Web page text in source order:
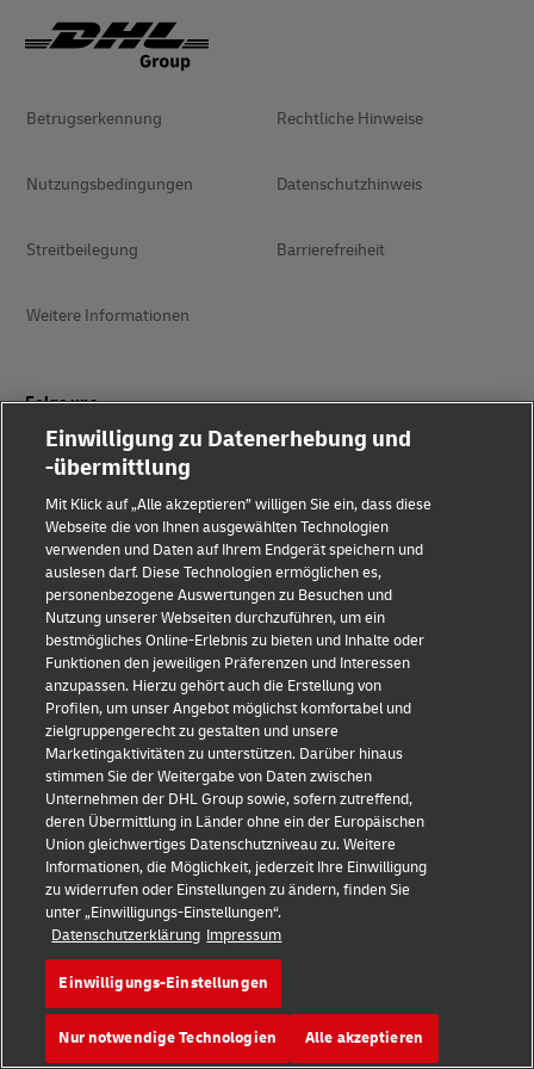
Betrugserkennung Rechtliche Hinweise
Nutzungsbedingungen Datenschutzhinweis
Streitbeilegung Barrierefreiheit
Weitere Informationen
Folge uns
2026 © - all rights reserved
Einwilligung zu Datenerhebung und
-übermittlung
Mit Klick auf „Alle akzeptieren” willigen Sie ein, dass diese
Webseite die von Ihnen ausgewählten Technologien
verwenden und Daten auf Ihrem Endgerät speichern und
auslesen darf. Diese Technologien ermöglichen es,
personenbezogene Auswertungen zu Besuchen und
Nutzung unserer Webseiten durchzuführen, um ein
bestmögliches Online-Erlebnis zu bieten und Inhalte oder
Funktionen den jeweiligen Präferenzen und Interessen
anzupassen. Hierzu gehört auch die Erstellung von
Profilen, um unser Angebot möglichst komfortabel und
zielgruppengerecht zu gestalten und unsere
Marketingaktivitäten zu unterstützen. Darüber hinaus
stimmen Sie der Weitergabe von Daten zwischen
Unternehmen der DHL Group sowie, sofern zutreffend,
deren Übermittlung in Länder ohne ein der Europäischen
Union gleichwertiges Datenschutzniveau zu. Weitere
Informationen, die Möglichkeit, jederzeit Ihre Einwilligung
zu widerrufen oder Einstellungen zu ändern, finden Sie
unter „Einwilligungs-Einstellungen“.
Datenschutzerklärung Impressum
Einwilligungs-Einstellungen
Nur notwendige Technologien Alle akzeptieren